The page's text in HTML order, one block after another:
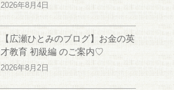
2026年8月4日
【広瀬ひとみのブログ】お金の英
才教育 初級編 のご案内♡
2026年8月2日